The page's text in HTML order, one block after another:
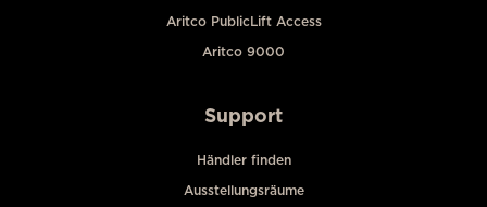
Aritco PublicLift Access
Aritco 9000
Support
Händler finden
Ausstellungsräume